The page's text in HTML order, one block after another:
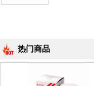
热门商品